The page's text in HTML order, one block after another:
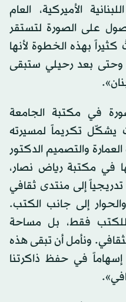
الأميركية، العام
على الصورة لتستقر
بهذه الخطوة لأنها
وحتى بعد رحيلي ستبقى
في مكتبة الجامعة
يشكّل تكريماً لمسيرته
والتصميم الدكتور
في مكتبة رياض نصار،
إلى منتدى ثقافي
إلى جانب الكتب.
فقط، بل مساحة
ونأمل أن تبقى هذه
في حفظ ذاكرتنا